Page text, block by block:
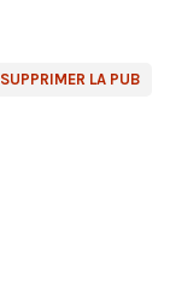
SUPPRIMER LA PUB